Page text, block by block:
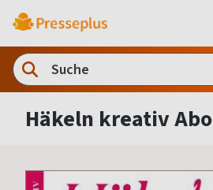
Häkeln kreativ Abo